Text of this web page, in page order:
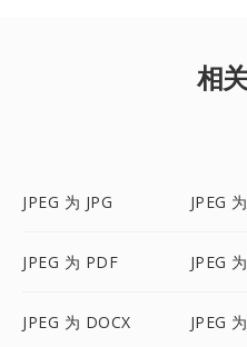
相
JPEG 为 JPG JPEG
JPEG 为 PDF JPEG
JPEG 为 DOCX JPEG